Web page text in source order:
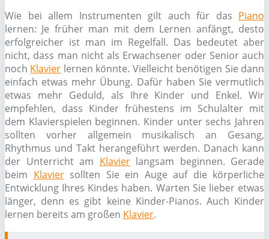
Wie bei allem Instrumenten gilt auch für das Piano
lernen: Je früher man mit dem Lernen anfängt, desto
erfolgreicher ist man im Regelfall. Das bedeutet aber
nicht, dass man nicht als Erwachsener oder Senior auch
noch Klavier lernen könnte. Vielleicht benötigen Sie dann
einfach etwas mehr Übung. Dafür haben Sie vermutlich
etwas mehr Geduld, als Ihre Kinder und Enkel. Wir
empfehlen, dass Kinder frühestens im Schulalter mit
dem Klavierspielen beginnen. Kinder unter sechs Jahren
sollten vorher allgemein musikalisch an Gesang,
Rhythmus und Takt herangeführt werden. Danach kann
der Unterricht am Klavierlangsam beginnen. Gerade
beim Klaviersollten Sie ein Auge auf die körperliche
Entwicklung Ihres Kindes haben. Warten Sie lieber etwas
länger, denn es gibt keine Kinder-Pianos. Auch Kinder
lernen bereits am großen Klavier.